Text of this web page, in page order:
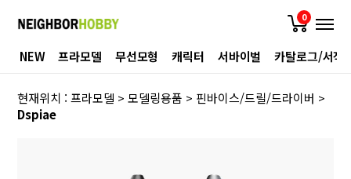
0
NEW 프라모델 무선모형 캐릭터 서바이벌 카탈로그/서적
현재위치 :프라모델 >모델링용품 > 핀바이스/드릴/드라이버 >
Dspiae